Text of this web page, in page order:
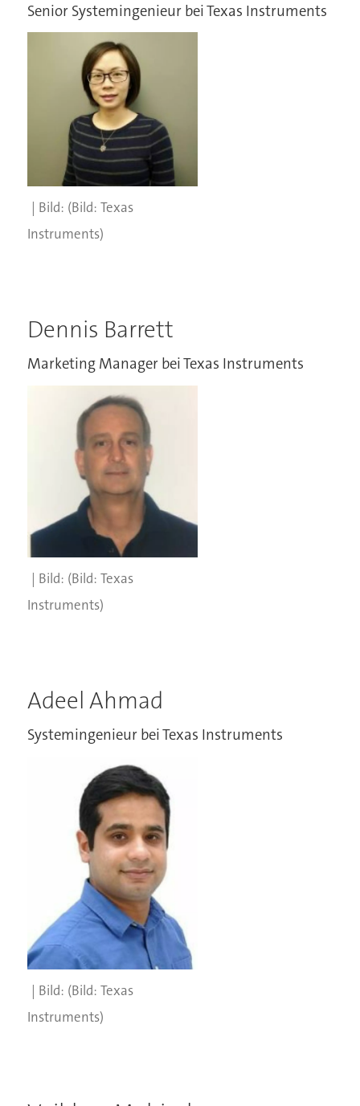
Senior Systemingenieur bei Texas Instruments
(Bild: Texas
Instruments)
Dennis Barrett
Marketing Manager bei Texas Instruments
(Bild: Texas
Instruments)
Adeel Ahmad
Systemingenieur bei Texas Instruments
(Bild: Texas
Instruments)